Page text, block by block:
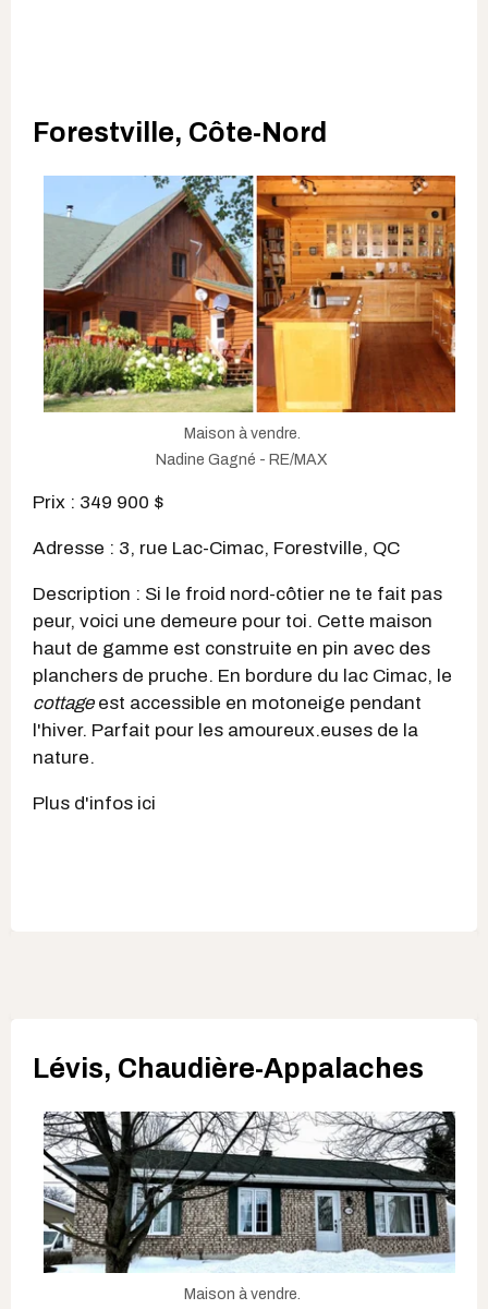
Forestville, Côte-Nord
Maison à vendre.
Nadine Gagné - RE/MAX
Prix : 349 900 $
Adresse : 3, rue Lac-Cimac, Forestville, QC
Description : Si le froid nord-côtier ne te fait pas
peur, voici une demeure pour toi. Cette maison
haut de gamme est construite en pin avec des
planchers de pruche. En bordure du lac Cimac, le
cottageest accessible en motoneige pendant
l'hiver. Parfait pour les amoureux.euses de la
nature.
Plus d'infos ici
Lévis, Chaudière-Appalaches
Maison à vendre.